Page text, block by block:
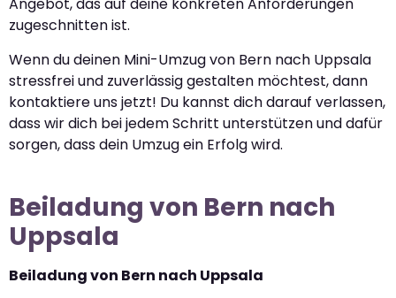
Angebot, das auf deine konkreten Anforderungen
zugeschnitten ist.
Wenn du deinen Mini-Umzug von Bern nach Uppsala
stressfrei und zuverlässig gestalten möchtest, dann
kontaktiere uns jetzt! Du kannst dich darauf verlassen,
dass wir dich bei jedem Schritt unterstützen und dafür
sorgen, dass dein Umzug ein Erfolg wird.
Beiladung von Bern nach
Uppsala
Beiladung von Bern nach Uppsala